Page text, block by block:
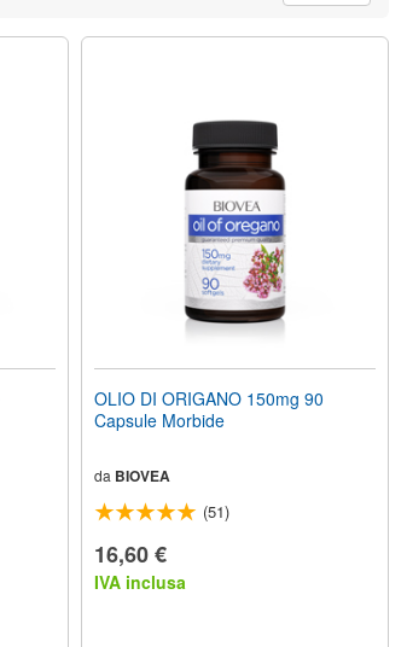
OLIO DI ORIGANO 150mg 90
Capsule Morbide
da BIOVEA
(51)
16,60 €
IVA inclusa